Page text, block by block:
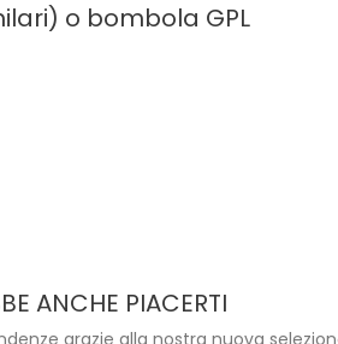
o bombola GPL
ANCHE PIACERTI